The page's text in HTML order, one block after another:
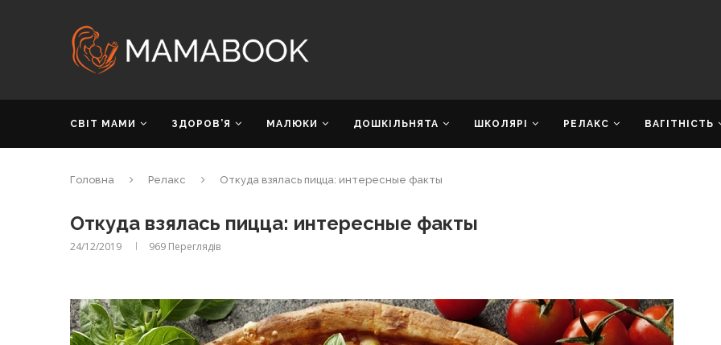
СВІТ МАМИ ЗДОРОВ’Я МАЛЮКИ ДОШКІЛЬНЯТА ШКОЛЯРІ РЕЛАКС ВАГІТНІСТЬ
Головна Релакс Откуда взялась пицца: интересные факты
Откуда взялась пицца: интересные факты
24/12/2019 969 Переглядів